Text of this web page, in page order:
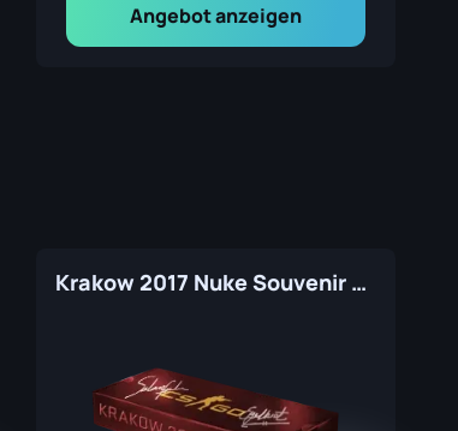
Angebot anzeigen
Krakow 2017 Nuke Souvenir Package